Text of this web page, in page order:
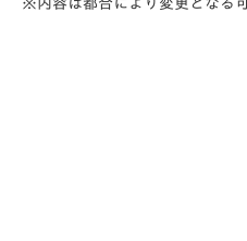
※内容は都合により変更となる